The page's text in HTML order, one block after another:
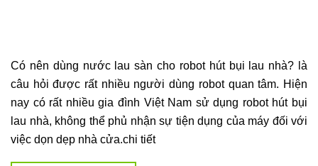
Có nên dùng nước lau sàn cho robot hút bụi lau nhà? là
câu hỏi được rất nhiều người dùng robot quan tâm. Hiện
nay có rất nhiều gia đình Việt Nam sử dụng robot hút bụi
lau nhà, không thể phủ nhận sự tiện dụng của máy đối với
việc dọn dẹp nhà cửa.chi tiết